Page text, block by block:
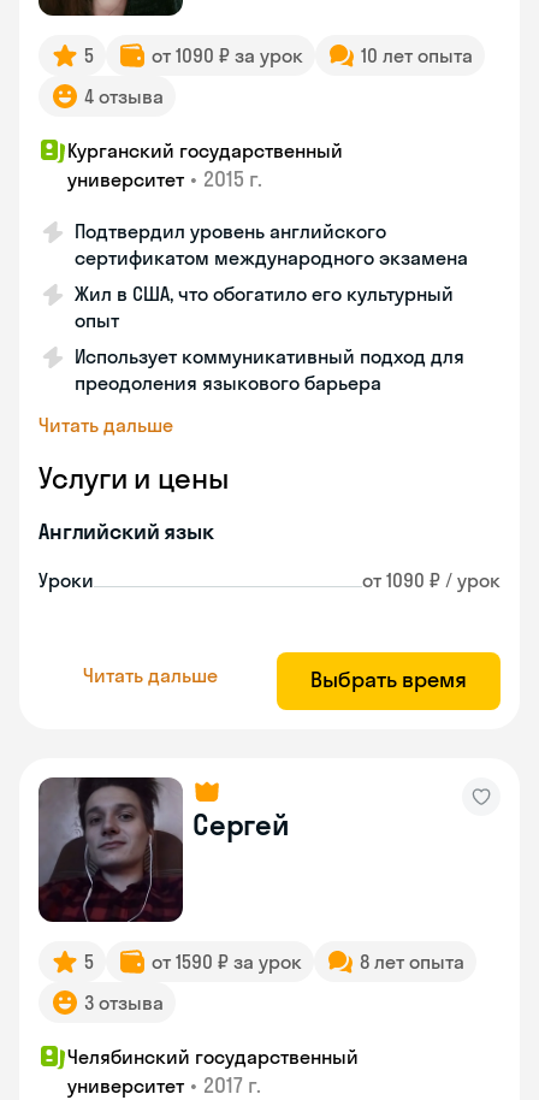
5 от 1090 ₽ за урок
10 лет опыта
4 отзыва
Курганский государственный
университет • 2015 г.
Подтвердил уровень английского
сертификатом международного экзамена
Жил в США, что обогатило его культурный
опыт
Использует коммуникативный подход для
преодоления языкового барьера
Читать дальше
Услуги и цены
Английский язык
Уроки от 1090 ₽ / урок
Читать дальше Выбрать время
Сергей
5 от 1590 ₽ за урок
8 лет опыта
3 отзыва
Челябинский государственный
университет • 2017 г.